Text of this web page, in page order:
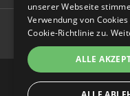
ÜBER UNS
Copyright © 2007-
unserer Webseite
Verwendung von
Cookie-Richtlinie zu.
ALLE